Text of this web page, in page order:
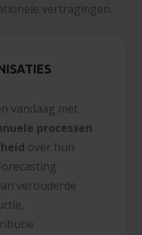
vertragingen.
vandaag met
processen
over hun
verouderde